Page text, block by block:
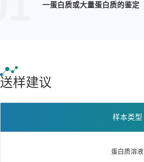
一蛋白质或大量蛋白质的鉴定
送样建议
样本类型
蛋白质溶液